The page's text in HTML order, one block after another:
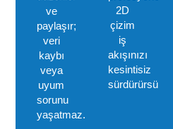
ve
paylaşır;
veri
kaybı
veya
uyum
sorunu
yaşatmaz.
2D
çizim
iş
akışınızı
kesintisiz
sürdürürsünüz.